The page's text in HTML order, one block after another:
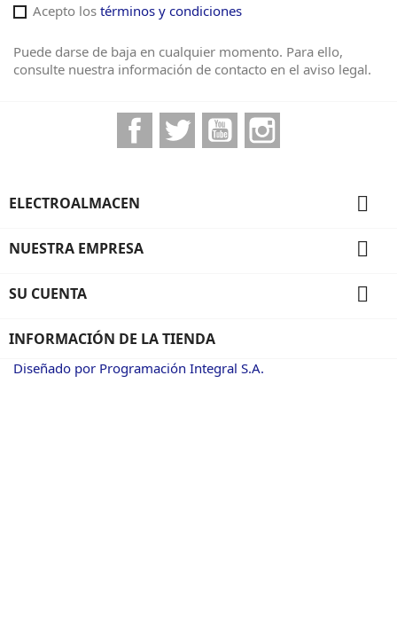
Acepto los términos y condiciones
Puede darse de baja en cualquier momento. Para ello,
consulte nuestra información de contacto en el aviso legal.
FacebookTwitter YouTube
ELECTROALMACEN 
NUESTRA EMPRESA 
SU CUENTA 
INFORMACIÓN DE LA TIENDA
Diseñado por Programación Integral S.A.